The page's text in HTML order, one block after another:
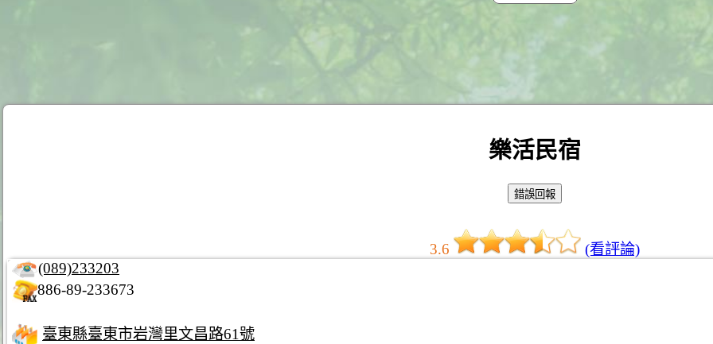
樂活民宿
3.6
(看評論)
(089)233203
886-89-233673
臺東縣臺東市岩灣里文昌路61號